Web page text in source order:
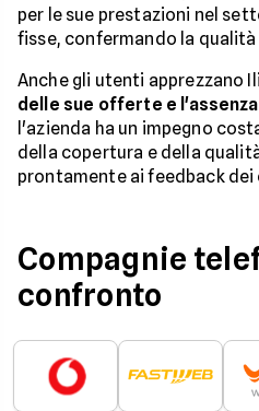
per le sue prestazioni nel
fisse, confermando la qualità
Anche gli utenti apprezzano
delle sue offerte e
l'azienda ha un impegno
della copertura e della
prontamente ai feedback dei
Compagnie
confronto